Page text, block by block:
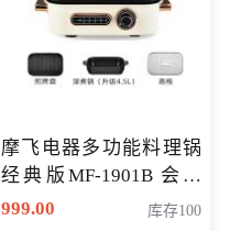
摩飞电器多功能料理锅
经典版MF-1901B 会员
专享价399元
999.00 库存100